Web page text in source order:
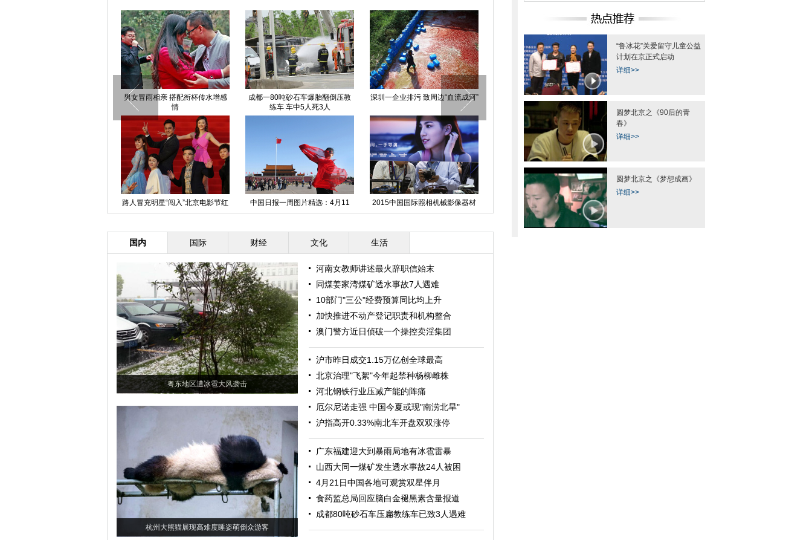
男女冒雨相亲 搭配衔杯传水增感
情
成都一80吨砂石车爆胎翻倒压教
练车 车中5人死3人
深圳一企业排污 致周边“血流成河”
路人冒充明星“闯入”北京电影节红
毯
中国日报一周图片精选：4月11
日-17日
2015中国国际照相机械影像器材
与技术博览会在京开幕
芦山地震重建：屋顶上的“LOVE”
移植 父母接力献肝救子
内蒙古阿尔山惊现红色天空下泥雨
国内 国际 财经 文化 生活
粤东地区遭冰雹大风袭击
杭州大熊猫展现高难度睡姿萌倒众游客
河南女教师讲述最火辞职信始末
同煤姜家湾煤矿透水事故7人遇难
10部门"三公"经费预算同比均上升
加快推进不动产登记职责和机构整合
澳门警方近日侦破一个操控卖淫集团
沪市昨日成交1.15万亿创全球最高
北京治理"飞絮"今年起禁种杨柳雌株
河北钢铁行业压减产能的阵痛
厄尔尼诺走强 中国今夏或现"南涝北旱"
沪指高开0.33%南北车开盘双双涨停
广东福建迎大到暴雨局地有冰雹雷暴
山西大同一煤矿发生透水事故24人被困
4月21日中国各地可观赏双星伴月
食药监总局回应脑白金褪黑素含量报道
成都80吨砂石车压扁教练车已致3人遇难
“鲁冰花”关爱留守儿童公益
计划在京正式启动
详细>>
圆梦北京之《90后的青
春》
详细>>
圆梦北京之《梦想成画》
详细>>